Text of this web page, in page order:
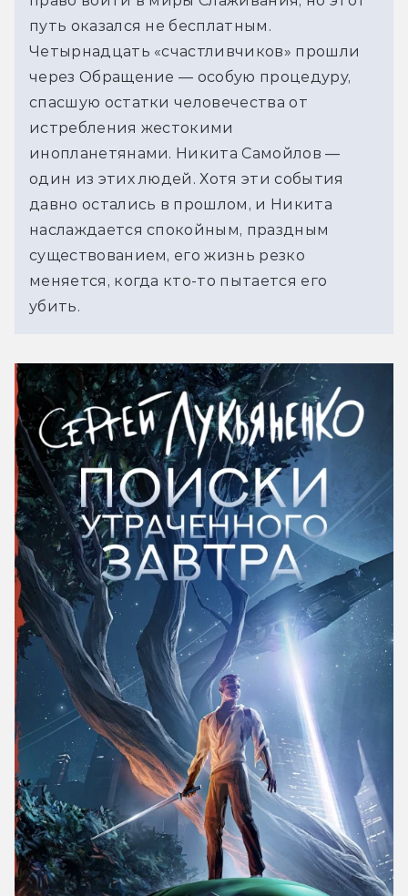
путь оказался не бесплатным.
Четырнадцать «счастливчиков» прошли
через Обращение — особую процедуру,
спасшую остатки человечества от
истребления жестокими
инопланетянами. Никита Самойлов —
один из этих людей. Хотя эти события
давно остались в прошлом, и Никита
наслаждается спокойным, праздным
существованием, его жизнь резко
меняется, когда кто-то пытается его
убить.